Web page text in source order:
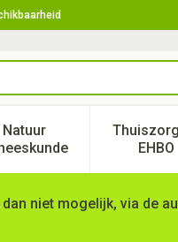
kinderen categorie
Vitaliteit 50+ categorie
Natuur
Toon submenu voorEHBO
niet mogelijk, via de